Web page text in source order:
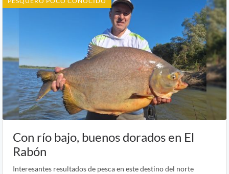
Con río bajo, buenos dorados en El
Rabón
Interesantes resultados de pesca en este destino del norte